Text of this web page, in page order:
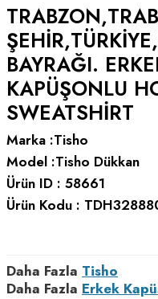
BAYRAĞI.
KAPÜŞONLU
SWEATSHIRT
Marka :Tisho
Model :Tisho Dükkan
Ürün ID : 58661
Ürün Kodu :
Daha Fazla Tisho
Daha Fazla Erkek